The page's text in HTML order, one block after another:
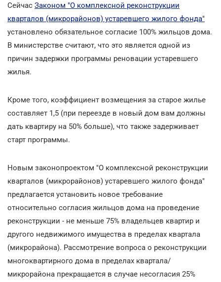
Сейчас Законом "О комплексной реконструкции
кварталов (микрорайонов) устаревшего жилого фонда"
установлено обязательное согласие 100% жильцов дома.
В министерстве считают, что это является одной из
причин задержки программы реновации устаревшего
жилья.
Кроме того, коэффициент возмещения за старое жилье
составляет 1,5 (при переезде в новый дом вам должны
дать квартиру на 50% больше), что также задерживает
старт программы.
Новым законопроектом "О комплексной реконструкции
кварталов (микрорайонов) устаревшего жилого фонда"
предлагается установить новое требование
относительно согласия жильцов дома на проведение
реконструкции - не меньше 75% владельцев квартир и
другого недвижимого имущества в пределах квартала
(микрорайона). Рассмотрение вопроса о реконструкции
многоквартирного дома в пределах квартала/
микрорайона прекращается в случае несогласия 25%